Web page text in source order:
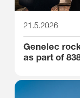
21.5.2026
Genelec
as part of